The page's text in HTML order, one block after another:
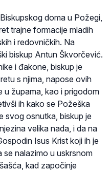
doma u Požegi,
trajne formacije mladih
i redovničkih. Na
biskup Antun Škvorčević.
i đakone, biskup je
s njima, napose ovih
u župama, kao i prigodom
ih kako se Požeška
svog osnutka, biskup je
velika nada, i da na
Isus Krist koji ih je
nalazimo u uskrsnom
kad započinje